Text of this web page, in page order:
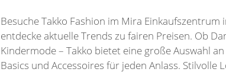
Besuche Takko Fashion im Mira Einkaufszentrum
entdecke aktuelle Trends zu fairen Preisen. Ob
Kindermode – Takko bietet eine große Auswahl
Basics und Accessoires für jeden Anlass. Stilvolle